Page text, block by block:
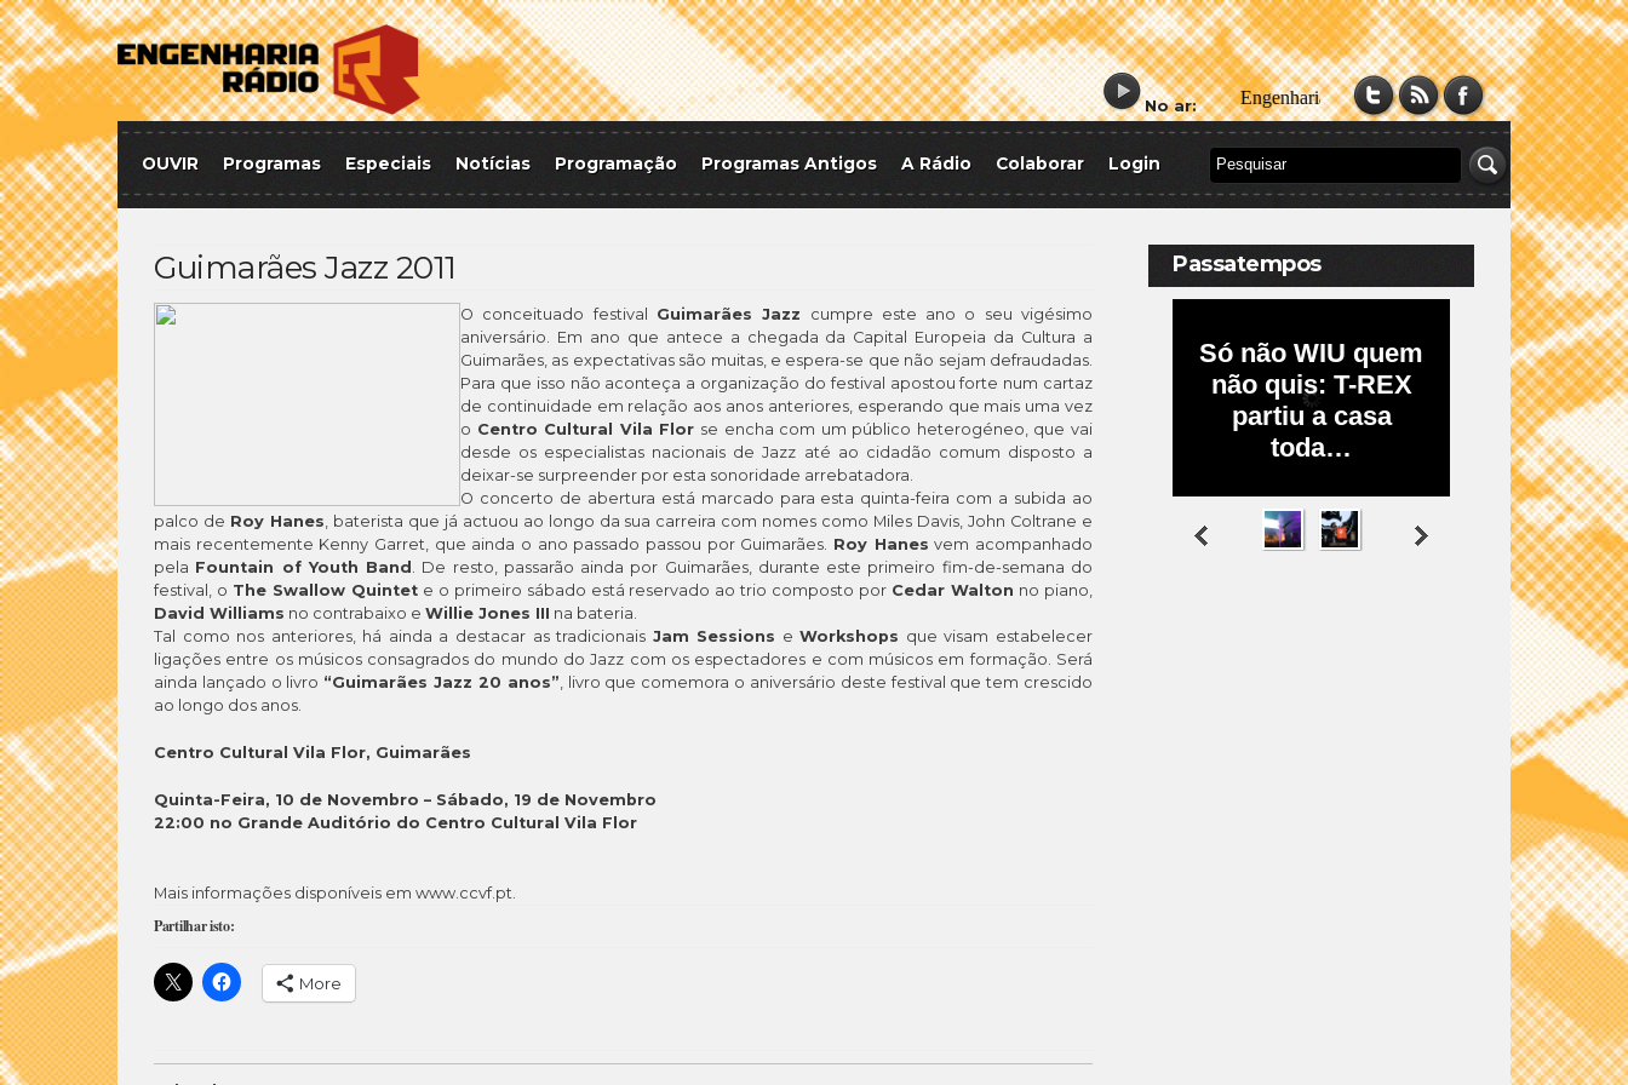
No ar:
OUVIR Programas Especiais Notícias Programação Programas Antigos A Rádio Colaborar Login
Guimarães Jazz 2011
O conceituado festival Guimarães Jazz cumpre este ano o seu vigésimo
aniversário. Em ano que antece a chegada da Capital Europeia da Cultura a
Guimarães, as expectativas são muitas, e espera-se que não sejam defraudadas.
Para que isso não aconteça a organização do festival apostou forte num cartaz
de continuidade em relação aos anos anteriores, esperando que mais uma vez
o Centro Cultural Vila Flor se encha com um público heterogéneo, que vai
desde os especialistas nacionais de Jazz até ao cidadão comum disposto a
deixar-se surpreender por esta sonoridade arrebatadora.
O concerto de abertura está marcado para esta quinta-feira com a subida ao
palco de Roy Hanes, baterista que já actuou ao longo da sua carreira com nomes como Miles Davis, John Coltrane e
mais recentemente Kenny Garret, que ainda o ano passado passou por Guimarães. Roy Hanes vem acompanhado
pela Fountain of Youth Band . De resto, passarão ainda por Guimarães, durante este primeiro fim-de-semana do
festival, o The Swallow Quintete o primeiro sábado está reservado ao trio composto por Cedar Walton no piano,
David Williams no contrabaixo e Willie Jones III na bateria.
Tal como nos anteriores, há ainda a destacar as tradicionais Jam Sessions eWorkshops que visam estabelecer
ligações entre os músicos consagrados do mundo do Jazz com os espectadores e com músicos em formação. Será
ainda lançado o livro “Guimarães Jazz 20 anos”, livro que comemora o aniversário deste festival que tem crescido
ao longo dos anos.
Centro Cultural Vila Flor, Guimarães
Quinta-Feira, 10 de Novembro – Sábado, 19 de Novembro
22:00 no Grande Auditório do Centro Cultural Vila Flor
Mais informações disponíveis em www.ccvf.pt.
Partilhar isto:
More
Passatempos